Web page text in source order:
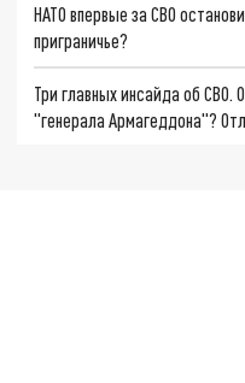
НАТО впервые за СВО
приграничье?
Три главных инсайда об СВО.
"генерала Армагеддона"?